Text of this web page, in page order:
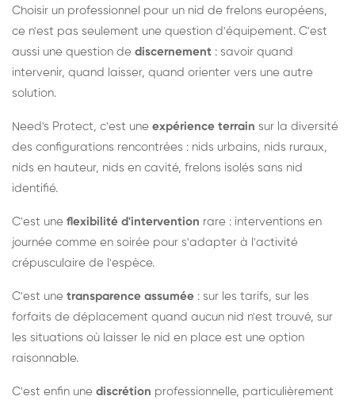
Choisir un professionnel pour un nid de frelons européens,
ce n'est pas seulement une question d'équipement. C'est
aussi une question de discernement : savoir quand
intervenir, quand laisser, quand orienter vers une autre
solution.
Need's Protect, c'est une expérience terrain sur la diversité
des configurations rencontrées : nids urbains, nids ruraux,
nids en hauteur, nids en cavité, frelons isolés sans nid
identifié.
C'est une flexibilité d'intervention rare : interventions en
journée comme en soirée pour s'adapter à l'activité
crépusculaire de l'espèce.
C'est une transparence assumée : sur les tarifs, sur les
forfaits de déplacement quand aucun nid n'est trouvé, sur
les situations où laisser le nid en place est une option
raisonnable.
C'est enfin une discrétion professionnelle, particulièrement